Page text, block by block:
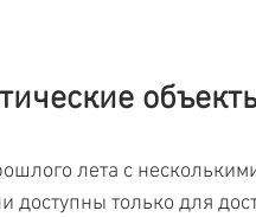
лета с
только для